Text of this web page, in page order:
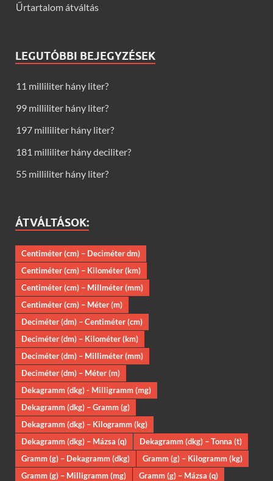
Űrtartalom átváltás
LEGUTÓBBI BEJEGYZÉSEK
11 milliliter hány liter?
99 milliliter hány liter?
197 milliliter hány liter?
181 milliliter hány deciliter?
55 milliliter hány liter?
ÁTVÁLTÁSOK:
Centiméter (cm) – Deciméter dm)
Centiméter (cm) – Kilométer (km)
Centiméter (cm) – Millméter (mm)
Centiméter (cm) – Méter (m)
Deciméter (dm) – Centiméter (cm)
Deciméter (dm) – Kilométer (km)
Deciméter (dm) – Milliméter (mm)
Deciméter (dm) – Méter (m)
Dekagramm (dkg) - Milligramm (mg)
Dekagramm (dkg) – Gramm (g)
Dekagramm (dkg) – Kilogramm (kg)
Dekagramm (dkg) – Mázsa (q)
Dekagramm (dkg) – Tonna (t)
Gramm (g) – Dekagramm (dkg)
Gramm (g) – Kilogramm (kg)
Gramm (g) – Milligramm (mg)
Gramm (g) – Mázsa (q)